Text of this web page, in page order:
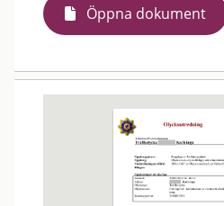
Öppna dokument